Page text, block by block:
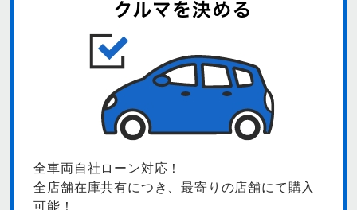
全車両自社ローン対応！
全店舗在庫共有につき、最寄りの店舗にて購入
可能！